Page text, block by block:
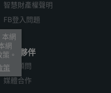
智慧財產權聲明
FB登入問題
合作夥伴
法律顧問
媒體合作
本網
網
。
策